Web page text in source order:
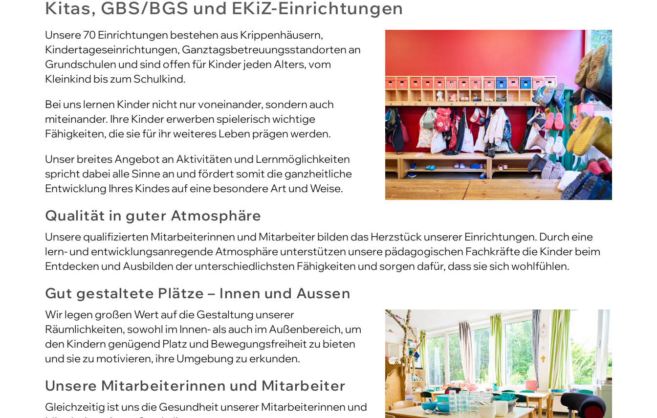
Unsere 70 Einrichtungen bestehen aus Krippenhäusern,
Kindertageseinrichtungen, Ganztagsbetreuungsstandorten an
Grundschulen und sind offen für Kinder jeden Alters, vom
Kleinkind bis zum Schulkind.
Bei uns lernen Kinder nicht nur voneinander, sondern auch
miteinander. Ihre Kinder erwerben spielerisch wichtige
Fähigkeiten, die sie für ihr weiteres Leben prägen werden.
Unser breites Angebot an Aktivitäten und Lernmöglichkeiten
spricht dabei alle Sinne an und fördert somit die ganzheitliche
Entwicklung Ihres Kindes auf eine besondere Art und Weise.
Qualität in guter Atmosphäre
Unsere qualifizierten Mitarbeiterinnen und Mitarbeiter bilden das Herzstück unserer Einrichtungen. Durch eine
lern- und entwicklungsanregende Atmosphäre unterstützen unsere pädagogischen Fachkräfte die Kinder beim
Entdecken und Ausbilden der unterschiedlichsten Fähigkeiten und sorgen dafür, dass sie sich wohlfühlen.
Gut gestaltete Plätze – Innen und Aussen
Wir legen großen Wert auf die Gestaltung unserer
Räumlichkeiten, sowohl im Innen- als auch im Außenbereich, um
den Kindern genügend Platz und Bewegungsfreiheit zu bieten
und sie zu motivieren, ihre Umgebung zu erkunden.
Unsere Mitarbeiterinnen und Mitarbeiter
Gleichzeitig ist uns die Gesundheit unserer Mitarbeiterinnen und
Mitarbeiter ein großes Anliegen.